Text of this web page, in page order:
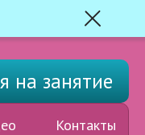
Закрыть
на занятие
Контакты